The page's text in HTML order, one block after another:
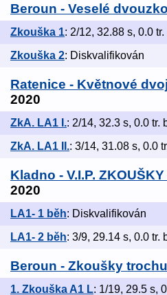
Beroun - Veselé
Zkouška 1: 2/12, 32.88 s, 0.0
Zkouška 2: Diskvalifikován
Ratenice - Květnové
2020
ZkA. LA1 I.: 2/14, 32.3 s, 0.0 tr.
ZkA. LA1 II.: 3/14, 31.08 s, 0.0
Kladno - V.I.P.
2020
LA1- 1 běh: Diskvalifikován
LA1- 2 běh: 3/9, 29.14 s, 0.0 tr.
Beroun - Zkoušky
1. Zkouška A1 L: 1/19, 29.5 s,